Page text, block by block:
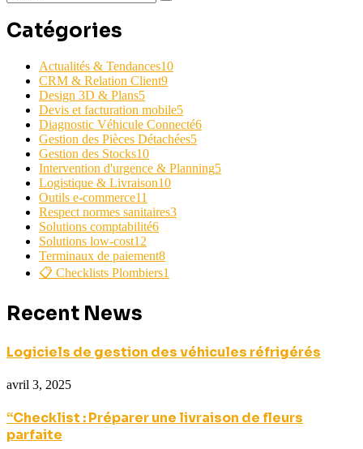
Catégories
Actualités & Tendances10
CRM & Relation Client9
Design 3D & Plans5
Devis et facturation mobile5
Diagnostic Véhicule Connecté6
Gestion des Pièces Détachées5
Gestion des Stocks10
Intervention d'urgence & Planning5
Logistique & Livraison10
Outils e-commerce11
Respect normes sanitaires3
Solutions comptabilité6
Solutions low-cost12
Terminaux de paiement8
📋 Checklists Plombiers1
Recent News
Logiciels de gestion des véhicules réfrigérés
avril 3, 2025
“Checklist : Préparer une livraison de fleurs
parfaite